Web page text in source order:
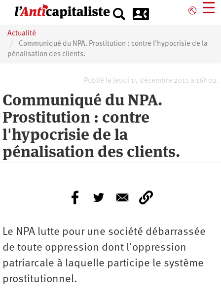
principal
⎋ ☰
Actualité
Communiqué du NPA. Prostitution : contre l'hypocrisie de la
pénalisation des clients.
Publié le Jeudi 15 décembre 2011 à 16h02.
Communiqué du NPA.
Prostitution : contre
l'hypocrisie de la
pénalisation des clients.
Le NPA lutte pour une société débarrassée
de toute oppression dont l'oppression
patriarcale à laquelle participe le système
prostitutionnel.